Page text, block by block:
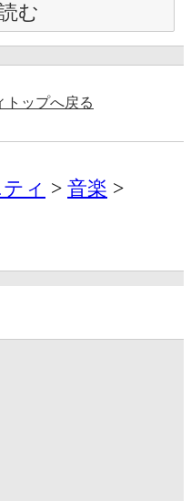
む
トップへ戻る
ィ
音楽